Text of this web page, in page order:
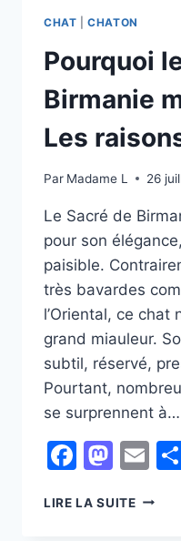
CHAT |CHATON
Pourquoi
Birmanie
Les
Par Madame L 26
Le Sacré de
pour son
paisible.
très bavardes
l’Oriental, ce chat
grand miauleur.
subtil, réservé,
Pourtant,
se surprennent à…
LIRE LA SUITE